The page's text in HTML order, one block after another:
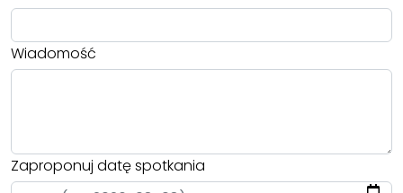
Wiadomość
Zaproponuj datę spotkania